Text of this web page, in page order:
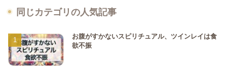
同じカテゴリの人気記事
お腹がすかないスピリチュアル、ツインレイは食
欲不振